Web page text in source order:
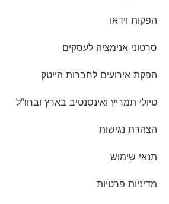
הפקות וידאו
סרטוני אנימציה לעסקים
הפקת אירועים לחברות הייטק
טיולי תמריץ ואינסנטיב בארץ ובחו”ל
הצהרת נגישות
תנאי שימוש
מדיניות פרטיות